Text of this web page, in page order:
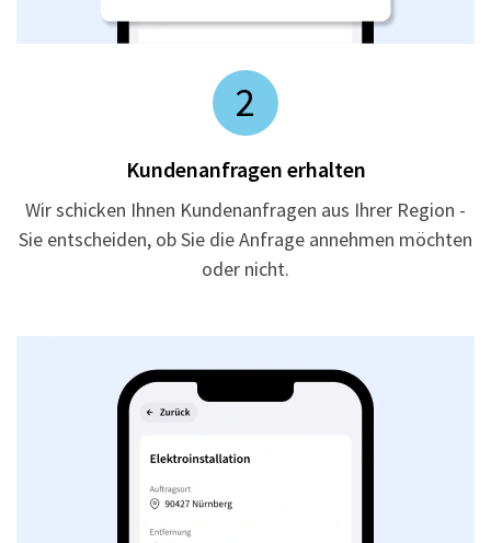
2
Kundenanfragen erhalten
Wir schicken Ihnen Kundenanfragen aus Ihrer Region -
Sie entscheiden, ob Sie die Anfrage annehmen möchten
oder nicht.